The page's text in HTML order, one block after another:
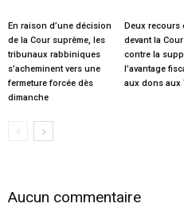
En raison d’une décision
de la Cour suprême, les
tribunaux rabbiniques
s’acheminent vers une
fermeture forcée dès
dimanche
Deux recours
devant la
contre la
l’avantage
aux dons aux
Aucun commentaire